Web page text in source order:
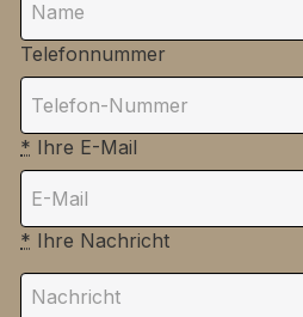
Telefonnummer
* Ihre E-Mail
* Ihre Nachricht